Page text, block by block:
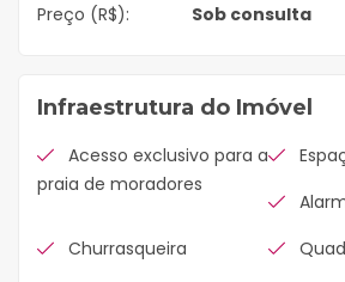
Preço (R$):
Sob consulta
Infraestrutura do Imóvel
Acesso exclusivo para a
praia de moradores
Churrasqueira